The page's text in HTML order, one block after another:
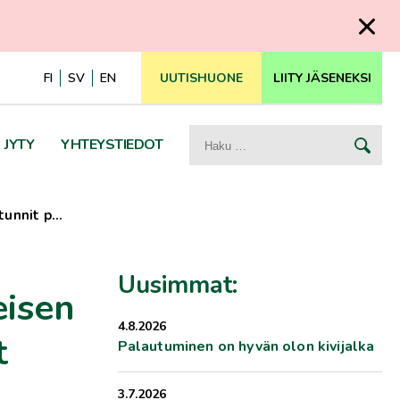
FI SV EN UUTISHUONE LIITY JÄSENEKSI
JYTY YHTEYSTIEDOT Haku:
p…
Uusimmat:
4.8.2026
Palautuminen on hyvän olon kivijalka
3.7.2026